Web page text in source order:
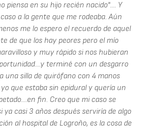
piensa en su hijo recién nacido".... Y
a la gente que me rodeaba. Aún
me lo espero el recuerdo de aquel
de que los hay peores pero el mío
y muy rápido si nos hubieran
terminé con un desgarro
una silla de quirófano con 4 manos
que estaba sin epidural y quería un
fin. Creo que mi caso se
ya casi 3 años después serviría de algo
al hospital de Logroño, es la cosa de